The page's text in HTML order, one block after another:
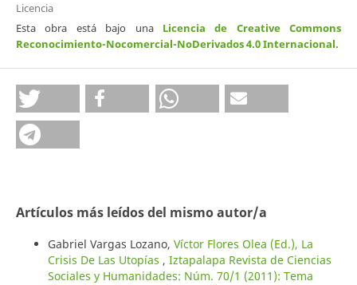
Licencia
Esta obra está bajo una Licencia de Creative Commons
Reconocimiento-Nocomercial-NoDerivados 4.0 Internacional.
Artículos más leídos del mismo autor/a
Gabriel Vargas Lozano, Víctor Flores Olea (Ed.), La
Crisis De Las Utopías , Iztapalapa Revista de Ciencias
Sociales y Humanidades: Núm. 70/1 (2011): Tema